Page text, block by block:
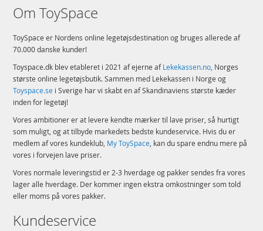
Om ToySpace
ToySpace er Nordens online legetøjsdestination og bruges allerede af
70.000 danske kunder!
Toyspace.dk blev etableret i 2021 af ejerne afLekekassen.no, Norges
største online legetøjsbutik. Sammen med Lekekassen i Norge og
Toyspace.se i Sverige har vi skabt en af Skandinaviens største kæder
inden for legetøj!
Vores ambitioner er at levere kendte mærker til lave priser, så hurtigt
som muligt, og at tilbyde markedets bedste kundeservice. Hvis du er
medlem af vores kundeklub, My ToySpace, kan du spare endnu mere på
vores i forvejen lave priser.
Vores normale leveringstid er 2-3 hverdage og pakker sendes fra vores
lager alle hverdage. Der kommer ingen ekstra omkostninger som told
eller moms på vores pakker.
Kundeservice